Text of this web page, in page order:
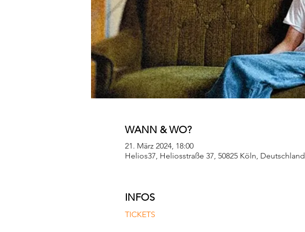
WANN & WO?
21. März 2024, 18:00
Helios37, Heliosstraße 37, 50825 Köln, Deutschland
INFOS
TICKETS